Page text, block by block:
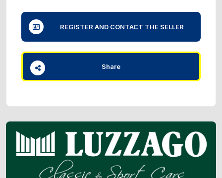
REGISTER AND CONTACT THE SELLER
Share